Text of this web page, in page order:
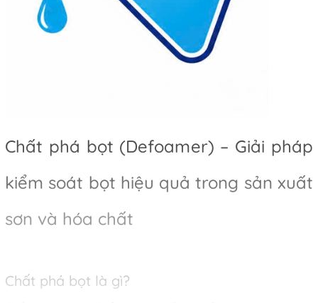
Chất phá bọt (Defoamer) – Giải pháp
kiểm soát bọt hiệu quả trong sản xuất
sơn và hóa chất
Chất phá bọt là gì?